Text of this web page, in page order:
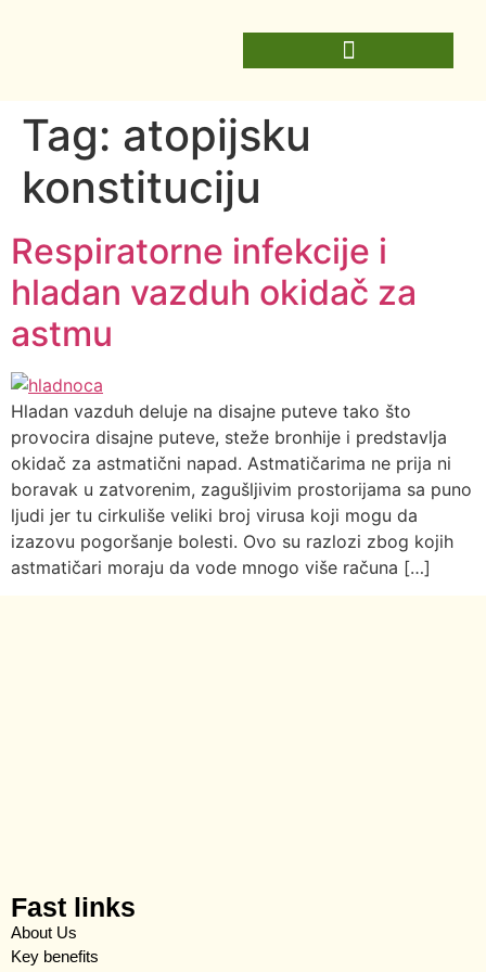
Tag: atopijsku
konstituciju
Respiratorne infekcije i
hladan vazduh okidač za
astmu
Hladan vazduh deluje na disajne puteve tako što
provocira disajne puteve, steže bronhije i predstavlja
okidač za astmatični napad. Astmatičarima ne prija ni
boravak u zatvorenim, zagušljivim prostorijama sa puno
ljudi jer tu cirkuliše veliki broj virusa koji mogu da
izazovu pogoršanje bolesti. Ovo su razlozi zbog kojih
astmatičari moraju da vode mnogo više računa […]
Fast links
About Us
Key benefits